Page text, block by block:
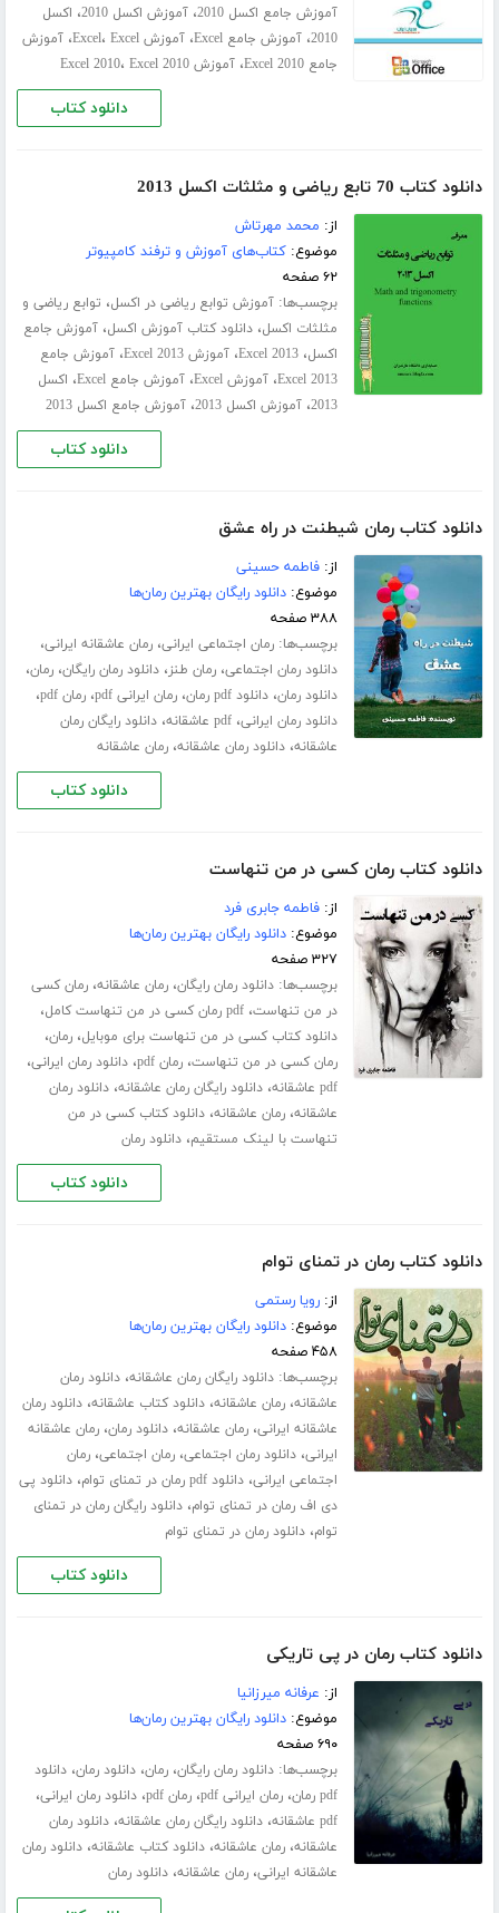
آموزش جامع اکسل 2010 ،آموزش اکسل 2010 ، اکسل
2010،آموزش جامع Excel ،آموزش Excel ، Excel ،آموزش
جامع Excel 2010
،آموزش Excel 2010 ، Excel 2010
دانلود کتاب
دانلود کتاب 70 تابع ریاضی و مثلثات اکسل 2013
از: محمد مهرتاش
موضوع:کتاب‌های آموزش و ترفند کامپیوتر
۶۲ صفحه
برچسب‌ها:آموزش توابع ریاضی در اکسل، توابع ریاضی و
مثلثات اکسل،دانلود کتاب آموزش اکسل،آموزش جامع
اکسل،Excel 2013،آموزش Excel 2013 ،آموزش جامع
Excel 2013،آموزش Excel ،آموزش جامع Excel ، اکسل
2013،آموزش اکسل 2013 ،آموزش جامع اکسل 2013
دانلود کتاب
دانلود کتاب رمان شیطنت در راه عشق
از:فاطمه حسینی
موضوع:دانلود رایگان بهترین رمان‌ها
۳۸۸ صفحه
برچسب‌ها:رمان اجتماعی ایرانی،رمان عاشقانه ایرانی،
دانلود رمان اجتماعی،رمان طنز،دانلود رمان رایگان،رمان،
دانلود رمان،دانلود pdf رمان ،رمان ایرانی pdf ،رمان pdf ،
دانلود رمان ایرانی،pdf عاشقانه ،دانلود رایگان رمان
عاشقانه،دانلود رمان عاشقانه،رمان عاشقانه
دانلود کتاب
دانلود کتاب رمان کسی در من تنهاست
از:فاطمه جابری فرد
موضوع:دانلود رایگان بهترین رمان‌ها
۳۲۷ صفحه
برچسب‌ها:دانلود رمان رایگان،رمان عاشقانه،رمان کسی
در من تنهاست،pdf رمان کسی در من تنهاست کامل ،
دانلود کتاب کسی در من تنهاست برای موبایل،رمان،
رمان کسی در من تنهاست،رمان pdf ،دانلود رمان ایرانی،
pdf عاشقانه ،دانلود رایگان رمان عاشقانه،دانلود رمان
عاشقانه،رمان عاشقانه،دانلود کتاب کسی در من
تنهاست با لینک مستقیم،دانلود رمان
دانلود کتاب
دانلود کتاب رمان در تمنای توام
از:رویا رستمی
موضوع:دانلود رایگان بهترین رمان‌ها
۴۵۸ صفحه
برچسب‌ها:دانلود رایگان رمان عاشقانه،دانلود رمان
عاشقانه،رمان عاشقانه،دانلود کتاب عاشقانه،دانلود رمان
عاشقانه ایرانی،رمان عاشقانه،دانلود رمان،رمان عاشقانه
ایرانی،دانلود رمان اجتماعی،رمان اجتماعی،رمان
اجتماعی ایرانی،دانلود pdf رمان در تمنای توام ،دانلود پی
دی اف رمان در تمنای توام،دانلود رایگان رمان در تمنای
توام،دانلود رمان در تمنای توام
دانلود کتاب
دانلود کتاب رمان در پی تاریکی
از: عرفانه میرزانیا
موضوع:دانلود رایگان بهترین رمان‌ها
۶۹۰ صفحه
برچسب‌ها:دانلود رمان رایگان،رمان،دانلود رمان،دانلود
pdf رمان
،رمان ایرانی pdf ،رمان pdf ،دانلود رمان ایرانی،
pdf عاشقانه ،دانلود رایگان رمان عاشقانه،دانلود رمان
عاشقانه،رمان عاشقانه،دانلود کتاب عاشقانه،دانلود رمان
عاشقانه ایرانی،رمان عاشقانه،دانلود رمان